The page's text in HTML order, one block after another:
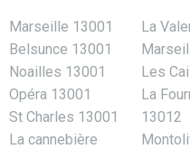
Marseille 13001
Belsunce 13001
Noailles 13001
Opéra 13001
St Charles 13001
La cannebière
La
Les
La
13012